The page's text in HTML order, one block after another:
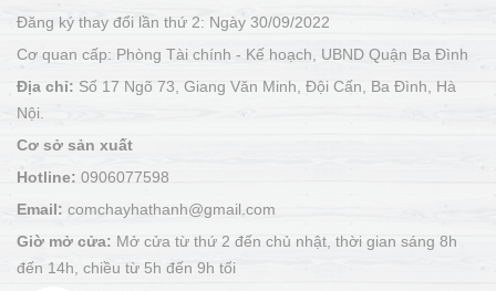
Đăng ký thay đổi lần thứ 2: Ngày 30/09/2022
Cơ quan cấp: Phòng Tài chính - Kế hoạch, UBND Quận Ba Đình
Địa chỉ: Số 17 Ngõ 73, Giang Văn Minh, Đội Cấn, Ba Đình, Hà
Nội.
Cơ sở sản xuất
Hotline: 0906077598
Email: comchayhathanh@gmail.com
Giờ mở cửa: Mở cửa từ thứ 2 đến chủ nhật, thời gian sáng 8h
đến 14h, chiều từ 5h đến 9h tối